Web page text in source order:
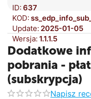
ID: 637
KOD:
Update: 2025-01-05
Wersja: 1.1.1.5
Dodatkowe
pobrania -
(subskrypcja)
Napisz